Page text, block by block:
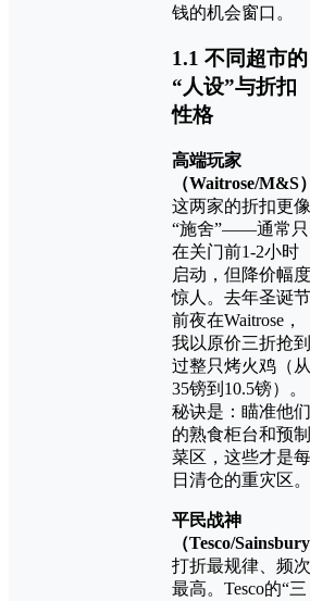
钱的机会窗口。
1.1 不同超市的
“人设”与折扣
性格
高端玩家
（Waitrose/M&S
这两家的折扣更像
“施舍”——通常只
在关门前1-2小时
启动，但降价幅度
惊人。去年圣诞节
前夜在Waitrose，
我以原价三折抢到
过整只烤火鸡（从
35镑到10.5镑）。
秘诀是：瞄准他们
的熟食柜台和预制
菜区，这些才是每
日清仓的重灾区。
平民战神
（Tesco/
打折最规律、频次
最高。Tesco的“三